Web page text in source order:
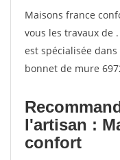
Maisons france
vous les travaux de
est spécialisée
bonnet de mure
l'artisan :
confort